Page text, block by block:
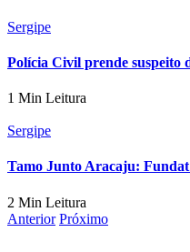
Sergipe
Polícia Civil prende suspeito
1 Min Leitura
Sergipe
Tamo Junto Aracaju: Fundat
2 Min Leitura
Anterior Próximo